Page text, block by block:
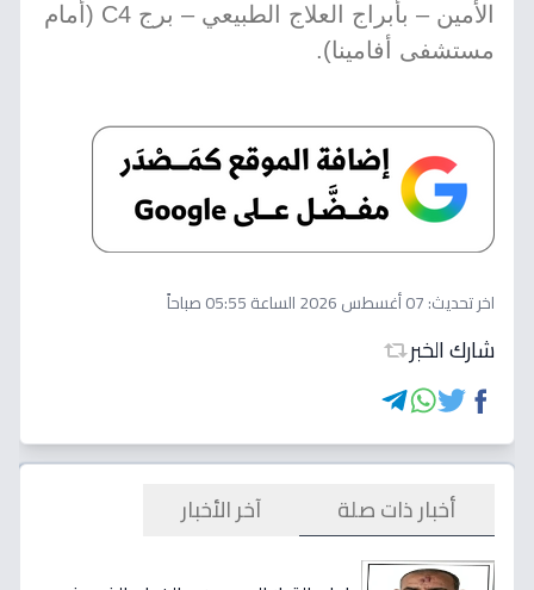
الأمين – بأبراج العلاج الطبيعي – برج C4 (أمام
مستشفى أفامينا).
اخر تحديث:07 أغسطس 2026 الساعة 05:55 صباحاً
شارك الخبر
أخبار ذات صلة آخر الأخبار